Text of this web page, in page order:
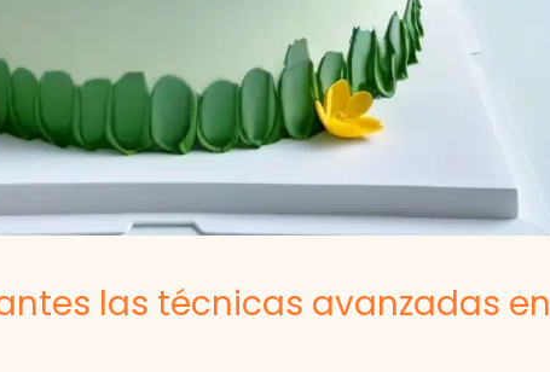
las técnicas avanzadas en